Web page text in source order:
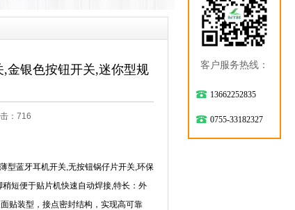
金银色按钮开关,迷你型规
： 716
型蓝牙耳机开关,无按钮锅仔片开关,环保
短便于贴片机快速自动焊接,特长：外
贴装型，接点密封结构，实现高可靠
客户服务热线：
13662252835
0755-33182327